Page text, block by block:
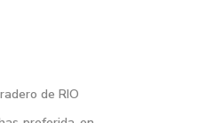
de RIO